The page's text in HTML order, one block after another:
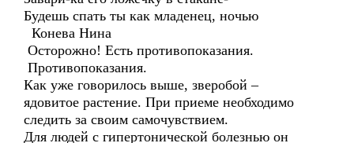
Будешь спать ты как младенец, ночью
Конева Нина
Осторожно! Есть противопоказания.
Противопоказания.
Как уже говорилось выше, зверобой –
ядовитое растение. При приеме необходимо
следить за своим самочувствием.
Для людей с гипертонической болезнью он